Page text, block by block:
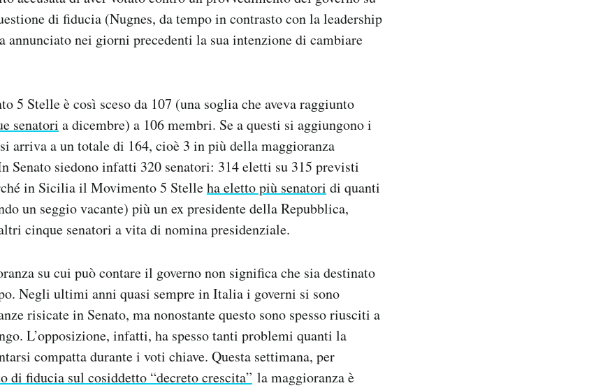
di fiducia (Nugnes, da tempo in contrasto con la leadership
nei giorni precedenti la sua intenzione di cambiare
5 Stelle è così sceso da 107 (una soglia che aveva raggiunto
senatori a dicembre) a 106 membri. Se a questi si aggiungono i
arriva a un totale di 164, cioè 3 in più della maggioranza
Senato siedono infatti 320 senatori: 314 eletti su 315 previsti
in Sicilia il Movimento 5 Stelleha eletto più senatori di quanti
un seggio vacante) più un ex presidente della Repubblica,
cinque senatori a vita di nomina presidenziale.
su cui può contare il governo non significa che sia destinato
Negli ultimi anni quasi sempre in Italia i governi si sono
risicate in Senato, ma nonostante questo sono spesso riusciti a
L’opposizione, infatti, ha spesso tanti problemi quanti la
compatta durante i voti chiave. Questa settimana, per
di fiducia sul cosiddetto “decreto crescita” la maggioranza è